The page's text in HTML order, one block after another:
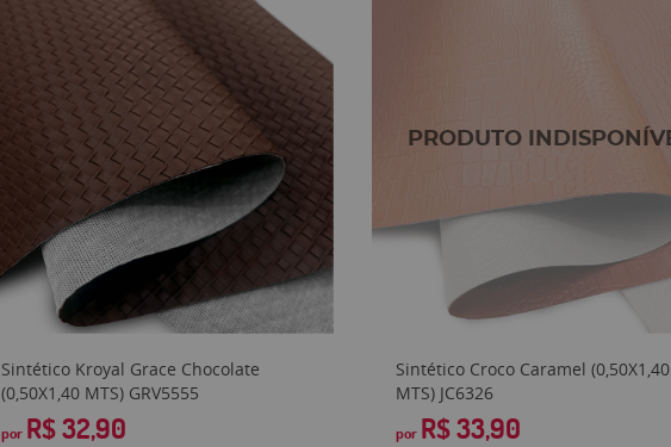
Sintético Kroyal Grace Chocolate
(0,50X1,40 MTS) GRV5555
por R$ 32,90
Sintético Croco Caramel (0,50X1,40
MTS) JC6326
por R$ 33,90